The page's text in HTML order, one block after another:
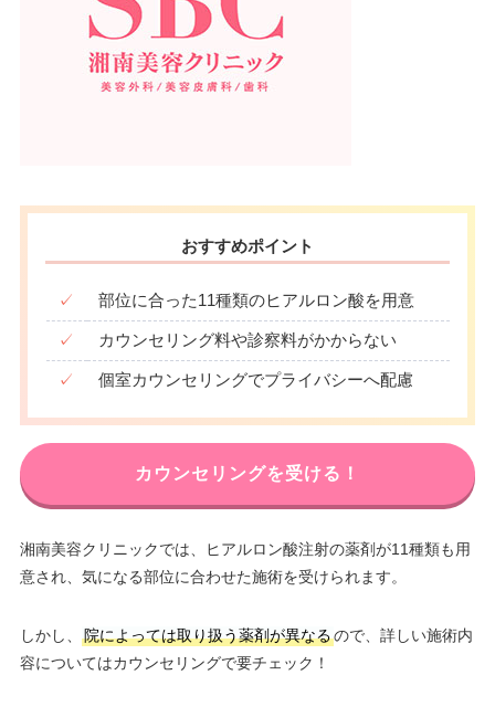
おすすめポイント
✓ 部位に合った11種類のヒアルロン酸を用意
✓ カウンセリング料や診察料がかからない
✓ 個室カウンセリングでプライバシーへ配慮
カウンセリングを受ける！
湘南美容クリニックでは、ヒアルロン酸注射の薬剤が11種類も用
意され、気になる部位に合わせた施術を受けられます。
しかし、 院によっては取り扱う薬剤が異なるので、詳しい施術内
容についてはカウンセリングで要チェック！